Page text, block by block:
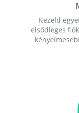
Kezeld
elsődleges